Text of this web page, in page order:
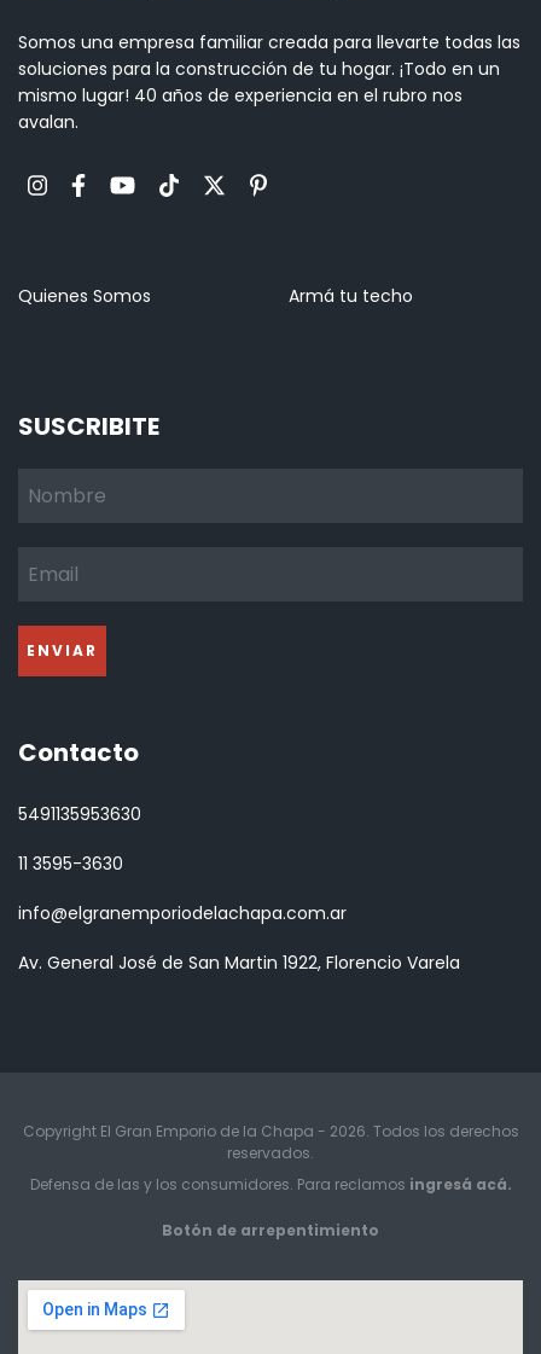
Somos una empresa familiar creada para llevarte todas las
soluciones para la construcción de tu hogar. ¡Todo en un
mismo lugar! 40 años de experiencia en el rubro nos
avalan.
Quienes Somos Armá tu techo
SUSCRIBITE
Contacto
5491135953630
11 3595-3630
info@elgranemporiodelachapa.com.ar
Av. General José de San Martin 1922, Florencio Varela
Copyright El Gran Emporio de la Chapa - 2026. Todos los derechos
reservados.
Defensa de las y los consumidores. Para reclamos ingresá acá.
Botón de arrepentimiento